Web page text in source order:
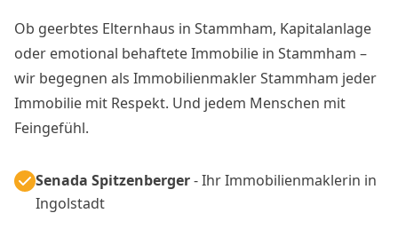
Ob geerbtes Elternhaus in Stammham, Kapitalanlage
oder emotional behaftete Immobilie in Stammham –
wir begegnen als Immobilienmakler Stammham jeder
Immobilie mit Respekt. Und jedem Menschen mit
Feingefühl.
Senada Spitzenberger- Ihr Immobilienmaklerin in
Ingolstadt